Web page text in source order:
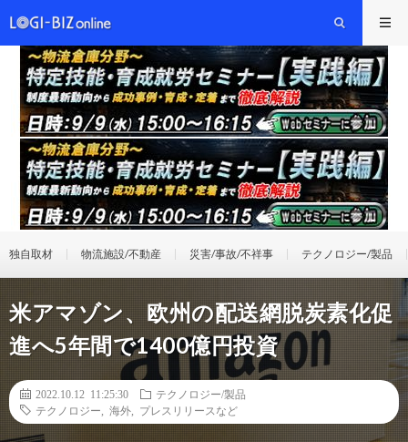
独自取材 物流施設/不動産 災害/事故/不祥事 テクノロジー/製品
米アマゾン、欧州の配送網脱炭素化促
進へ5年間で1400億円投資
2022.10.12 11:25:30
テクノロジー/製品
テクノロジー
海外 プレスリリースなど